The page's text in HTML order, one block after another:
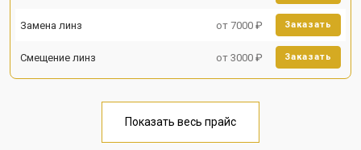
Замена линз от 7000 ₽ Заказать
Смещение линз от 3000 ₽ Заказать
Показать весь прайс